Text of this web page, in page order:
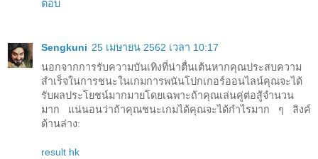
ตอบ
Sengkuni 25 เมษายน 2562 เวลา 10:17
นอกจากการรับความบันเทิงที่น่าตื่นเต้นหากคุณประสบความ
สำเร็จในการชนะในเกมการพนันโปกเกอร์ออนไลน์คุณจะได้
รับผลประโยชน์มากมายโดยเฉพาะถ้าคุณเล่นคู่ต่อสู้จำนวน
มาก แน่นอนว่าถ้าคุณชนะเกมได้คุณจะได้กำไรมาก ๆ ลิงค์
ด้านล่าง:
result hk